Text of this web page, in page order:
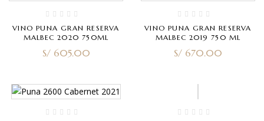
VINO PUNA GRAN RESERVA
MALBEC 2020 750ML
S/605.00
VINO PUNA GRAN RESERVA
MALBEC 2019 750 ML
S/ 670.00